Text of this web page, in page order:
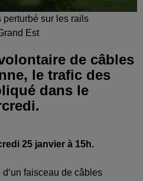
perturbé sur les rails
Est
de câbles
le trafic des
dans le
25 janvier à 15h.
faisceau de câbles